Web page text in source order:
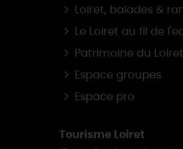
Loiret, balades &
Le Loiret au fil de
Patrimoine du Loiret
Espace groupes
Espace pro
Tourisme Loiret